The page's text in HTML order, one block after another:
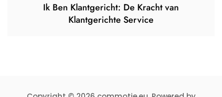
Ik Ben Klantgericht: De Kracht van
Klantgerichte Service